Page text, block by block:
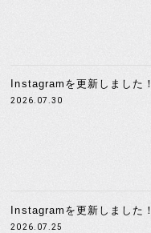
Instagramを更新しました！
2026.07.30
Instagramを更新しました！
2026.07.25